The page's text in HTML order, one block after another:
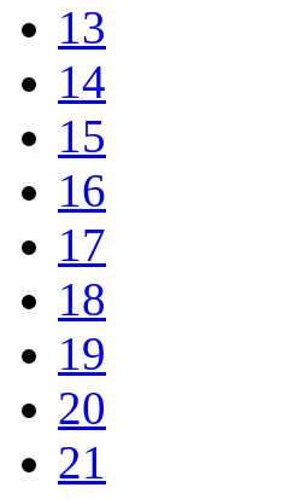
13
14
15
16
17
18
19
20
21